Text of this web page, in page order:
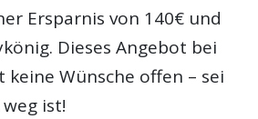
Ersparnis von 140€ und
Dieses Angebot bei
keine Wünsche offen – sei
ist!